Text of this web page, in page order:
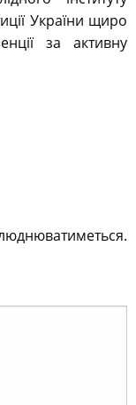
України щиро
за активну